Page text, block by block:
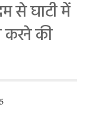
से घाटी में
करने की